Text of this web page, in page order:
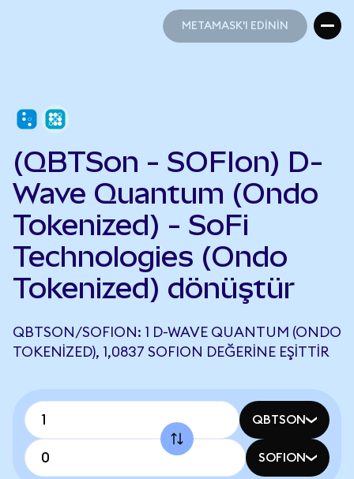
METAMASK'I EDİNİN
(QBTSon - SOFIon) D-
Wave Quantum (Ondo
Tokenized) - SoFi
Technologies (Ondo
Tokenized) dönüştür
QBTSON/SOFION: 1 D-WAVE QUANTUM (ONDO
TOKENIZED), 1,0837 SOFION DEĞERINE EŞITTIR
QBTSON
SOFION